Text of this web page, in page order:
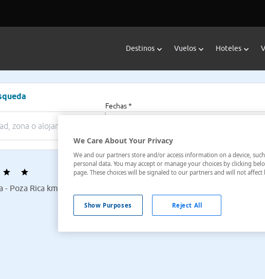
Destinos Vuelos Hoteles
Fechas *
- Poza Rica km 83.5, , Monte Gordo, Veracruz, México
We Care About Your Privacy
We and our partners store and/or access information on a device,
personal data. You may accept or manage your choices by clicking
page. These choices will be signaled to our partners and will not affect
Show Purposes Reject All